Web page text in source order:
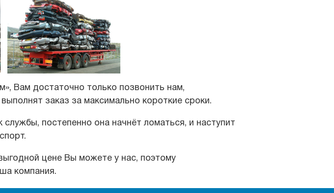
Вам достаточно только позвонить нам,
заказ за максимально короткие сроки.
постепенно она начнёт ломаться, и наступит
цене Вы можете у нас, поэтому
компания.